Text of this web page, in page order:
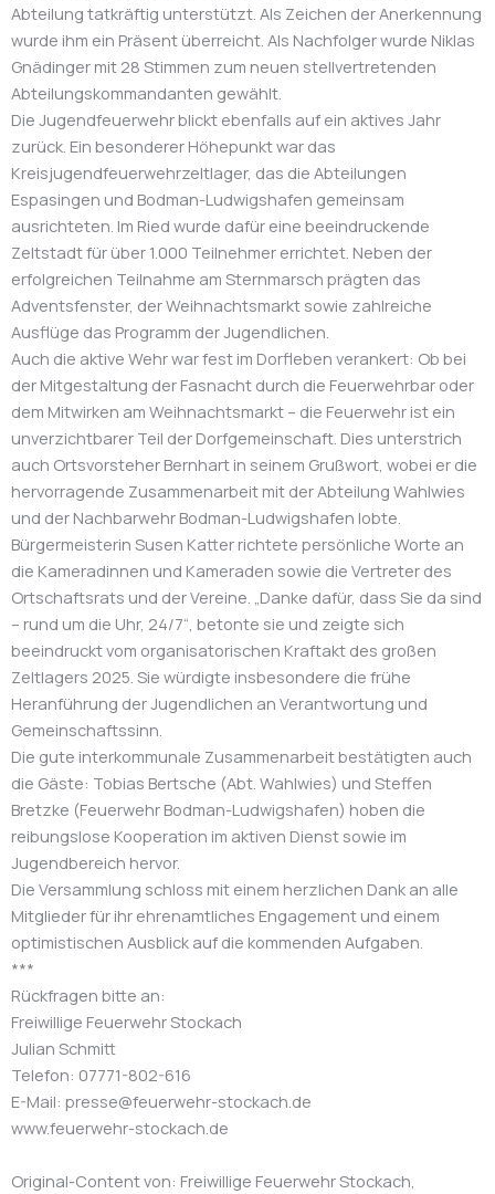
Abteilung tatkräftig unterstützt. Als Zeichen der Anerkennung
wurde ihm ein Präsent überreicht. Als Nachfolger wurde Niklas
Gnädinger mit 28 Stimmen zum neuen stellvertretenden
Abteilungskommandanten gewählt.
Die Jugendfeuerwehr blickt ebenfalls auf ein aktives Jahr
zurück. Ein besonderer Höhepunkt war das
Kreisjugendfeuerwehrzeltlager, das die Abteilungen
Espasingen und Bodman-Ludwigshafen gemeinsam
ausrichteten. Im Ried wurde dafür eine beeindruckende
Zeltstadt für über 1.000 Teilnehmer errichtet. Neben der
erfolgreichen Teilnahme am Sternmarsch prägten das
Adventsfenster, der Weihnachtsmarkt sowie zahlreiche
Ausflüge das Programm der Jugendlichen.
Auch die aktive Wehr war fest im Dorfleben verankert: Ob bei
der Mitgestaltung der Fasnacht durch die Feuerwehrbar oder
dem Mitwirken am Weihnachtsmarkt – die Feuerwehr ist ein
unverzichtbarer Teil der Dorfgemeinschaft. Dies unterstrich
auch Ortsvorsteher Bernhart in seinem Grußwort, wobei er die
hervorragende Zusammenarbeit mit der Abteilung Wahlwies
und der Nachbarwehr Bodman-Ludwigshafen lobte.
Bürgermeisterin Susen Katter richtete persönliche Worte an
die Kameradinnen und Kameraden sowie die Vertreter des
Ortschaftsrats und der Vereine. „Danke dafür, dass Sie da sind
– rund um die Uhr, 24/7“, betonte sie und zeigte sich
beeindruckt vom organisatorischen Kraftakt des großen
Zeltlagers 2025. Sie würdigte insbesondere die frühe
Heranführung der Jugendlichen an Verantwortung und
Gemeinschaftssinn.
Die gute interkommunale Zusammenarbeit bestätigten auch
die Gäste: Tobias Bertsche (Abt. Wahlwies) und Steffen
Bretzke (Feuerwehr Bodman-Ludwigshafen) hoben die
reibungslose Kooperation im aktiven Dienst sowie im
Jugendbereich hervor.
Die Versammlung schloss mit einem herzlichen Dank an alle
Mitglieder für ihr ehrenamtliches Engagement und einem
optimistischen Ausblick auf die kommenden Aufgaben.
***
Rückfragen bitte an:
Freiwillige Feuerwehr Stockach
Julian Schmitt
Telefon: 07771-802-616
E-Mail: presse@feuerwehr-stockach.de
www.feuerwehr-stockach.de
Original-Content von: Freiwillige Feuerwehr Stockach,